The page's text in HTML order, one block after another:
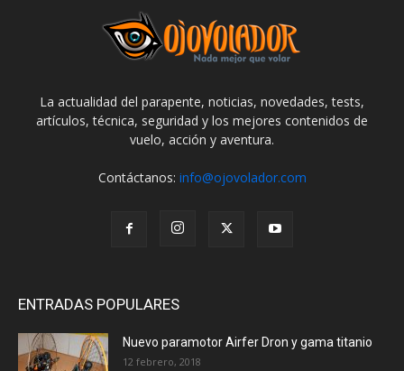
La actualidad del parapente, noticias, novedades, tests,
artículos, técnica, seguridad y los mejores contenidos de
vuelo, acción y aventura.
Contáctanos: info@ojovolador.com
ENTRADAS POPULARES
Nuevo paramotor Airfer Dron y gama titanio
12 febrero, 2018